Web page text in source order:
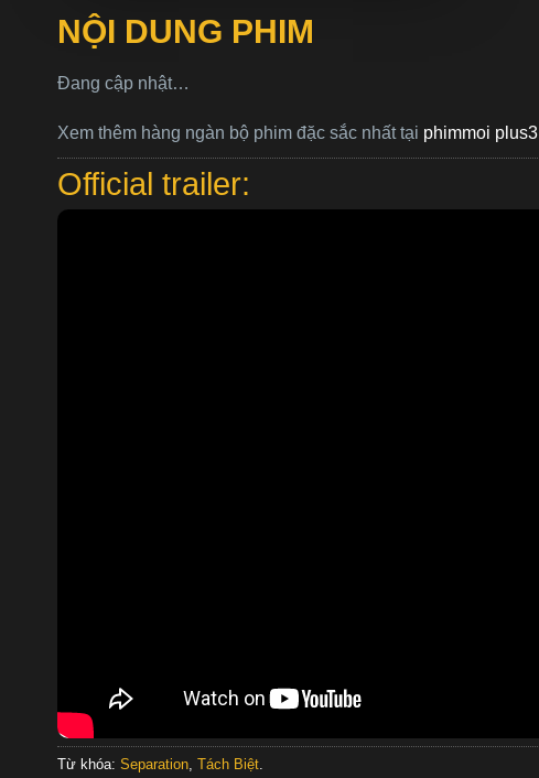
NỘI DUNG PHIM
Đang cập nhật…
Xem thêm hàng ngàn bộ phim đặc sắc nhất tại phimmoi plus3
Official trailer:
Từ khóa: Separation, Tách Biệt.